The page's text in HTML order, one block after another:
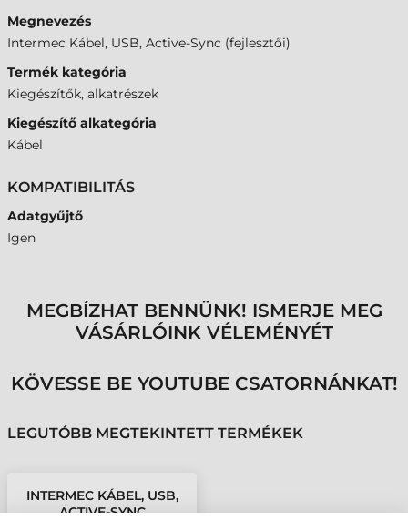
Megnevezés
Intermec Kábel, USB, Active-Sync (fejlesztői)
Termék kategória
Kiegészítők, alkatrészek
Kiegészítő alkategória
Kábel
KOMPATIBILITÁS
Adatgyűjtő
Igen
MEGBÍZHAT BENNÜNK! ISMERJE MEG
VÁSÁRLÓINK VÉLEMÉNYÉT
KÖVESSE BE YOUTUBE CSATORNÁNKAT!
LEGUTÓBB MEGTEKINTETT TERMÉKEK
INTERMEC KÁBEL, USB,
ACTIVE-SYNC